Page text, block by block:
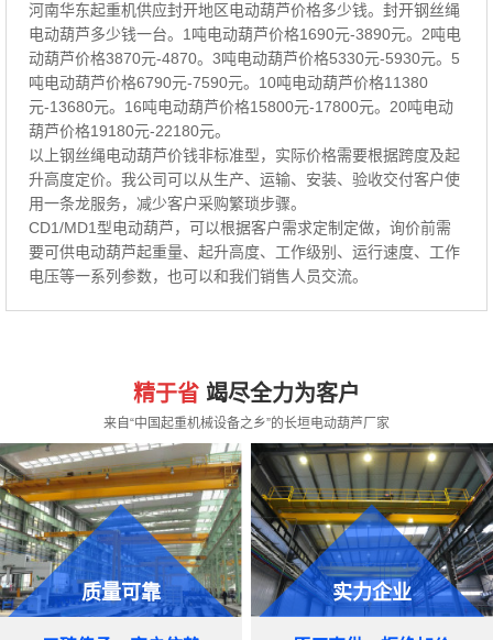
河南华东起重机供应封开地区电动葫芦价格多少钱。封开钢丝绳
电动葫芦多少钱一台。1吨电动葫芦价格1690元-3890元。2吨电
动葫芦价格3870元-4870。3吨电动葫芦价格5330元-5930元。5
吨电动葫芦价格6790元-7590元。10吨电动葫芦价格11380
元-13680元。16吨电动葫芦价格15800元-17800元。20吨电动
葫芦价格19180元-22180元。
以上钢丝绳电动葫芦价钱非标准型，实际价格需要根据跨度及起
升高度定价。我公司可以从生产、运输、安装、验收交付客户使
用一条龙服务，减少客户采购繁琐步骤。
CD1/MD1型电动葫芦，可以根据客户需求定制定做，询价前需
要可供电动葫芦起重量、起升高度、工作级别、运行速度、工作
电压等一系列参数，也可以和我们销售人员交流。
精于省 竭尽全力为客户
来自“中国起重机械设备之乡”的长垣电动葫芦厂家
质量可靠 实力企业